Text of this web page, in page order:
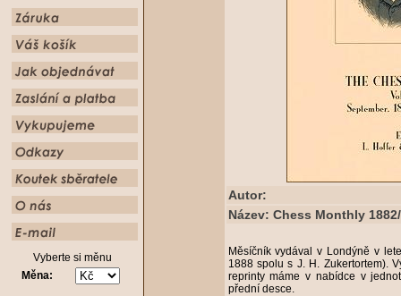
Vyberte si měnu
Měna:
Autor:
Název: Chess Monthly
Měsíčník vydával v Londýně v
1888 spolu s J. H. Zukertortem).
reprinty máme v nabídce v
přední desce.